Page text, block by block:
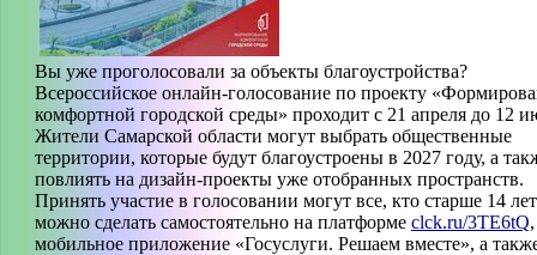
Вы уже проголосовали за объекты благоустройства?
Всероссийское онлайн-голосование по проекту
комфортной городской среды» проходит с 21 апреля до 12
Жители Самарской области могут выбрать общественные
территории, которые будут благоустроены в 2027 году, а
повлиять на дизайн-проекты уже отобранных пространств.
Принять участие в голосовании могут все, кто старше 14
можно сделать самостоятельно на платформе clck.ru/3TE6tQ
мобильное приложение «Госуслуги. Решаем вместе», а